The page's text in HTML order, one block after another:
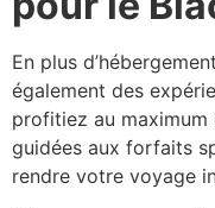
En plus
également des
profitiez au
guidées aux forfaits
rendre votre voyage